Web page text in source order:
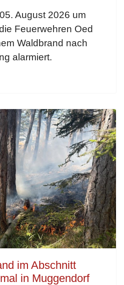
August 2026 um
Feuerwehren Oed
Waldbrand nach
alarmiert.
im Abschnitt
in Muggendorf